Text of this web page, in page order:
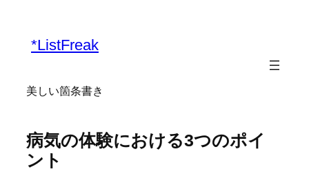
*ListFreak
美しい箇条書き
病気の体験における3つのポイ
ント